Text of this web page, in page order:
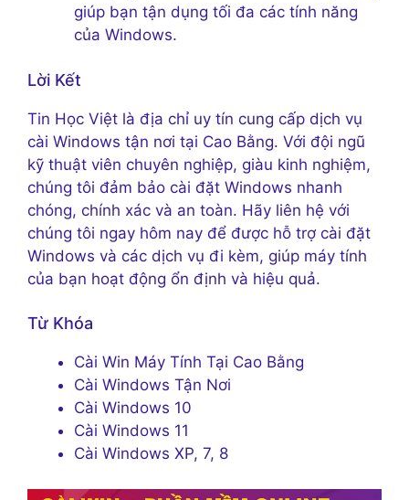
giúp bạn tận dụng tối đa các tính năng
của Windows.
Lời Kết
Tin Học Việt là địa chỉ uy tín cung cấp dịch vụ
cài Windows tận nơi tại Cao Bằng. Với đội ngũ
kỹ thuật viên chuyên nghiệp, giàu kinh nghiệm,
chúng tôi đảm bảo cài đặt Windows nhanh
chóng, chính xác và an toàn. Hãy liên hệ với
chúng tôi ngay hôm nay để được hỗ trợ cài đặt
Windows và các dịch vụ đi kèm, giúp máy tính
của bạn hoạt động ổn định và hiệu quả.
Từ Khóa
Cài Win Máy Tính Tại Cao Bằng
Cài Windows Tận Nơi
Cài Windows 10
Cài Windows 11
Cài Windows XP, 7, 8